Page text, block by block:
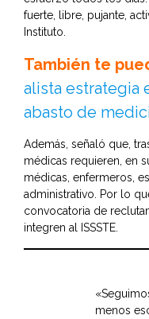
fuerte, libre, pujante,
Instituto.
También te
alista estrategia
abasto de
Además, señaló que,
médicas requieren, en
médicas, enfermeros,
administrativo. Por lo
convocatoria de
integren al ISSSTE.
menos